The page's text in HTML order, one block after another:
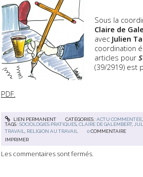
Sous la
Claire de
avec Julien
coordination
articles pour
(39/2919) est
PDF.
LIEN PERMANENT CATÉGORIES :ACTU COMMENTÉE,
TAGS :SOCIOLOGIES PRATIQUES ,CLAIRE DE GALEMBERT,
TRAVAIL, RELIGION AU TRAVAIL 0 COMMENTAIRE
IMPRIMER
Les commentaires sont fermés.